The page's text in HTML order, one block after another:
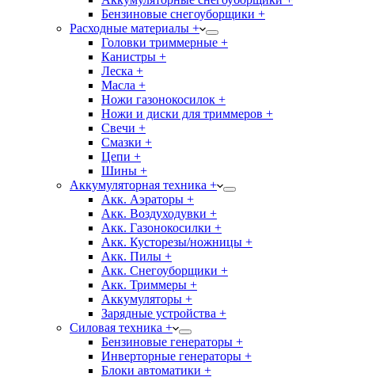
Бензиновые снегоуборщики +
Расходные материалы +
Головки триммерные +
Канистры +
Леска +
Масла +
Ножи газонокосилок +
Ножи и диски для триммеров +
Свечи +
Смазки +
Цепи +
Шины +
Аккумуляторная техника +
Акк. Аэраторы +
Акк. Воздуходувки +
Акк. Газонокосилки +
Акк. Кусторезы/ножницы +
Акк. Пилы +
Акк. Снегоуборщики +
Акк. Триммеры +
Аккумуляторы +
Зарядные устройства +
Силовая техника +
Бензиновые генераторы +
Инверторные генераторы +
Блоки автоматики +